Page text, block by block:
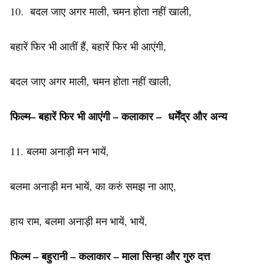
10. बदल जाए अगर माली, चमन होता नहीं खाली,
बहारें फिर भी आतीं हैं, बहारें फिर भी आएंगी,
बदल जाए अगर माली, चमन होता नहीं खाली,
फिल्म–बहारेंफिरभीआएंगी–कलाकार – धर्मेंद्रऔरअन्य
11. बलमा अनाड़ी मन भायें,
बलमा अनाड़ी मन भायें, का करुं समझ ना आए,
हाय राम, बलमा अनाड़ी मन भायें, भायें,
फिल्म – बहुरानी –कलाकार– माला सिन्हा और गुरु दत्त